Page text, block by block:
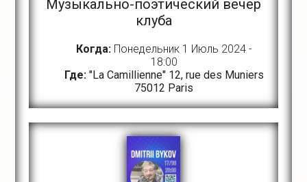
Музыкально-поэтический вечер
клуба
Когда:Понедельник 1 Июль 2024 -
18:00
Где: "La Camillienne" 12, rue des Muniers
75012 Paris